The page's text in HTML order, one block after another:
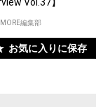
編集部
お気に入りに保存